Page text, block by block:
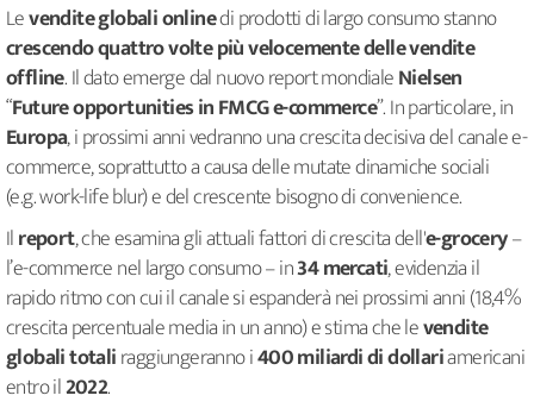
Levendite globali onlinedi prodotti di largo consumo stanno
crescendo quattro volte più velocemente delle vendite
offline. Il dato emerge dal nuovo report mondialeNielsen
“Future opportunities in FMCG e-commerce”. In particolare, in
Europa, i prossimi anni vedranno una crescita decisiva del canale e-
commerce, soprattutto a causa delle mutate dinamiche sociali
(e.g. work-life blur) e del crescente bisogno di convenience.
Ilreport, che esamina gli attuali fattori di crescita dell'e-grocery–
l’e-commerce nel largo consumo – in34 mercati, evidenzia il
rapido ritmo con cui il canale si espanderà nei prossimi anni (18,4%
crescita percentuale media in un anno) e stima che levendite
globali totaliraggiungeranno i400 miliardi di dollariamericani
entro il2022.